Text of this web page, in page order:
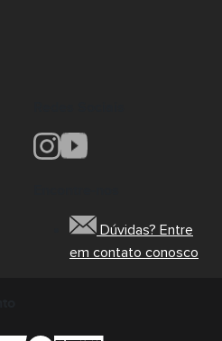
Dúvidas? Entre
em contato conosco